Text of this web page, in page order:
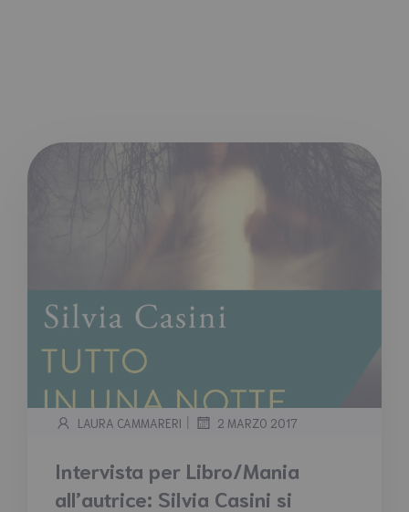
LAURA CAMMARERI | 2 MARZO 2017
Intervista per Libro/Mania
all’autrice: Silvia Casini si